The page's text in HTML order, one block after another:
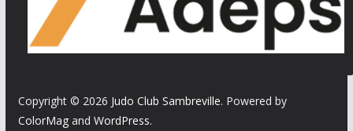
Copyright © 2026 Judo Club Sambreville. Powered by
ColorMagand WordPress.